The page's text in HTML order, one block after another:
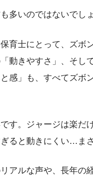
多いのではないでし
育士にとって、ズボ
動きやすさ」、そし
感」も、すべてズボ
す。ジャージは楽だ
ると動きにくい…ま
アルな声や、長年の